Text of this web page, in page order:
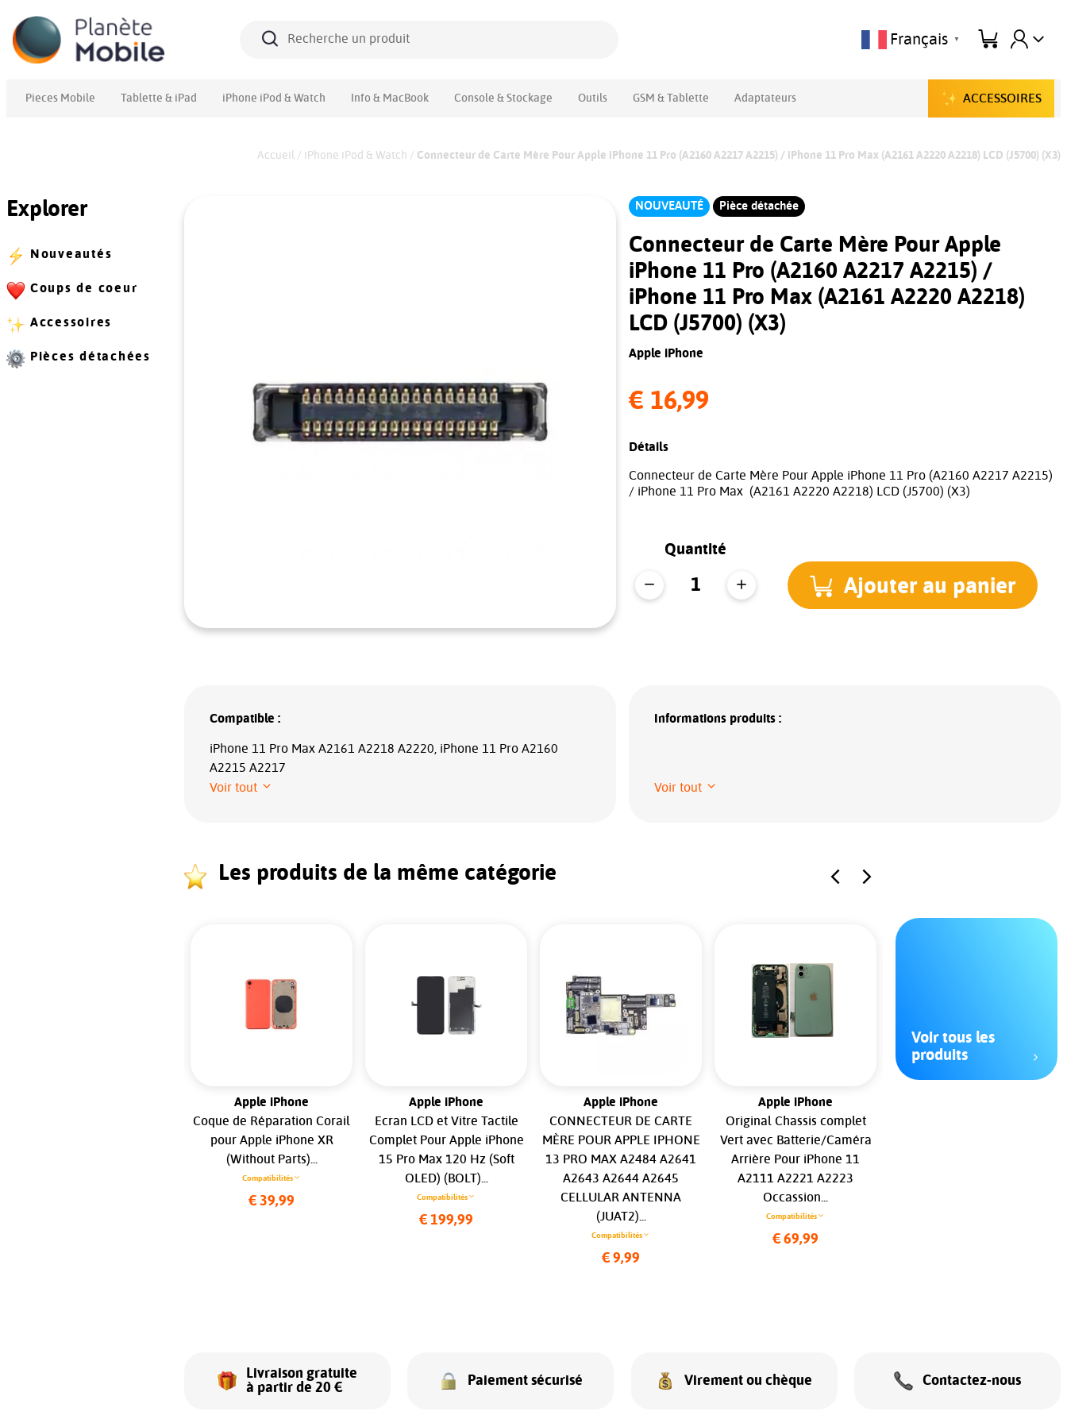
Pieces Mobile Tablette & iPad iPhone iPod & Watch Info & MacBook Console & Stockage Outils GSM & Tablette Adaptateurs ACCESSOIRES
Français ▼
Accueil / iPhone iPod & Watch / Connecteur de Carte Mère Pour Apple iPhone 11 Pro (A2160 A2217 A2215) / iPhone 11 Pro Max (A2161 A2220 A2218) LCD (J5700) (X3)
Explorer
Nouveautés
Coups de coeur
Accessoires
Pièces détachées
NOUVEAUTÉ Pièce détachée
Connecteur de Carte Mère Pour Apple
iPhone 11 Pro (A2160 A2217 A2215) /
iPhone 11 Pro Max (A2161 A2220 A2218)
LCD (J5700) (X3)
Apple iPhone
€ 16,99
Détails
Connecteur de Carte Mère Pour Apple iPhone 11 Pro (A2160 A2217 A2215)
/ iPhone 11 Pro Max (A2161 A2220 A2218) LCD (J5700) (X3)
Quantité
Ajouter au panier
Compatible :
iPhone 11 Pro Max A2161 A2218 A2220, iPhone 11 Pro A2160
A2215 A2217
Voir tout
Informations produits :
Voir tout
Les produits de la même catégorie
Apple iPhone
Coque de Réparation Corail
pour Apple iPhone XR
(Without Parts)...
Compatibilités
€ 39,99
Apple iPhone
Ecran LCD et Vitre Tactile
Complet Pour Apple iPhone
15 Pro Max 120 Hz (Soft
OLED) (BOLT)...
Compatibilités
€ 199,99
Apple iPhone
CONNECTEUR DE CARTE
MÈRE POUR APPLE IPHONE
13 PRO MAX A2484 A2641
A2643 A2644 A2645
CELLULAR ANTENNA
(JUAT2)...
Compatibilités
€ 9,99
Apple iPhone
Original Chassis complet
Vert avec Batterie/Caméra
Arrière Pour iPhone 11
A2111 A2221 A2223
Occassion...
Compatibilités
€ 69,99
Voir tous les
produits
Livraison gratuite
à partir de 20 €
Paiement sécurisé Virement ou chèque Contactez-nous